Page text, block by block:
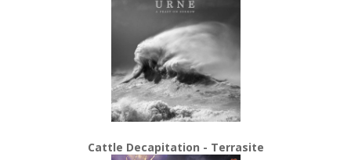
Cattle Decapitation - Terrasite